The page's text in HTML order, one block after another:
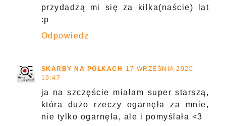
przydadzą mi się za kilka(naście) lat
:p
Odpowiedz
SKARBY NA PÓŁKACH
17 WRZEŚNIA 2020
19:47
ja na szczęście miałam super starszą,
która dużo rzeczy ogarnęła za mnie,
nie tylko ogarnęła, ale i pomyślała <3